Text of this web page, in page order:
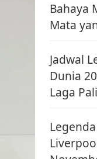
Bahaya
Mata
Jadwal
Dunia
Laga